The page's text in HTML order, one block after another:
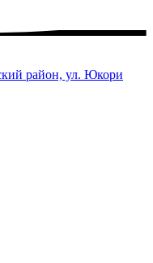
район, ул. Юкори